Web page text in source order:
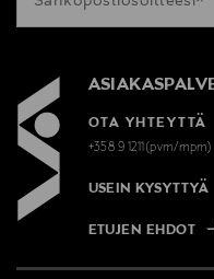
OTA YHTEYTTÄ
+358 9 1211(pvm/mpm)
USEIN KYSYTTYÄ
ETUJEN EHDOT